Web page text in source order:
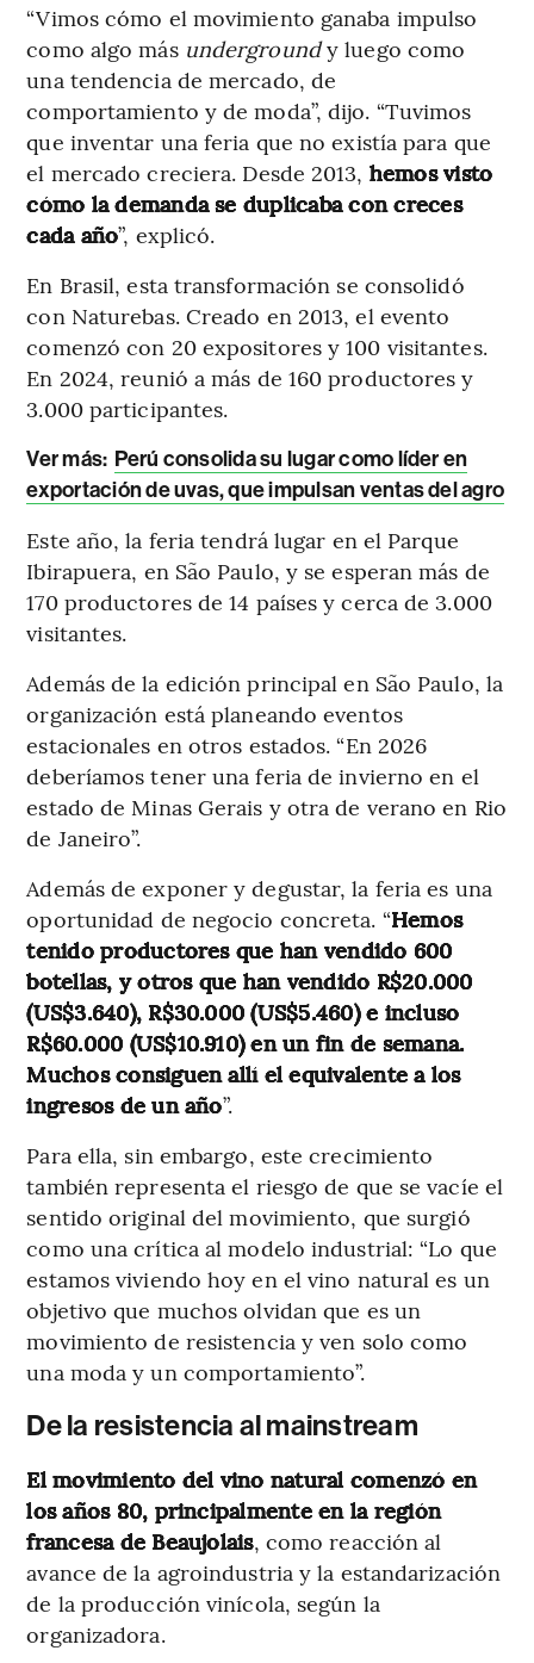
“Vimos cómo el movimiento ganaba impulso
como algo más undergroundy luego como
una tendencia de mercado, de
comportamiento y de moda”, dijo. “Tuvimos
que inventar una feria que no existía para que
el mercado creciera. Desde 2013, hemos visto
cómo la demanda se duplicaba con creces
cada año”, explicó.
En Brasil, esta transformación se consolidó
con Naturebas. Creado en 2013, el evento
comenzó con 20 expositores y 100 visitantes.
En 2024, reunió a más de 160 productores y
3.000 participantes.
Ver más: Perú consolida su lugar como líder en
exportación de uvas, que impulsan ventas del agro
Este año, la feria tendrá lugar en el Parque
Ibirapuera, en São Paulo, y se esperan más de
170 productores de 14 países y cerca de 3.000
visitantes.
Además de la edición principal en São Paulo, la
organización está planeando eventos
estacionales en otros estados. “En 2026
deberíamos tener una feria de invierno en el
estado de Minas Gerais y otra de verano en Rio
de Janeiro”.
Además de exponer y degustar, la feria es una
oportunidad de negocio concreta. “Hemos
tenido productores que han vendido 600
botellas, y otros que han vendido R$20.000
(US$3.640), R$30.000 (US$5.460) e incluso
R$60.000 (US$10.910) en un fin de semana.
Muchos consiguen allí el equivalente a los
ingresos de un año”.
Para ella, sin embargo, este crecimiento
también representa el riesgo de que se vacíe el
sentido original del movimiento, que surgió
como una crítica al modelo industrial: “Lo que
estamos viviendo hoy en el vino natural es un
objetivo que muchos olvidan que es un
movimiento de resistencia y ven solo como
una moda y un comportamiento”.
De la resistencia al mainstream
El movimiento del vino natural comenzó en
los años 80, principalmente en la región
francesa de Beaujolais, como reacción al
avance de la agroindustria y la estandarización
de la producción vinícola, según la
organizadora.